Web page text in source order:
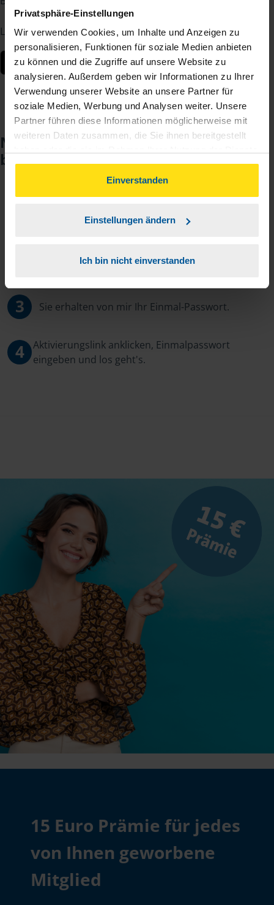
Privatsphäre-Einstellungen
Wir verwenden Cookies, um Inhalte und Anzeigen zu
personalisieren, Funktionen für soziale Medien anbieten
zu können und die Zugriffe auf unsere Website zu
analysieren. Außerdem geben wir Informationen zu Ihrer
Verwendung unserer Website an unsere Partner für
soziale Medien, Werbung und Analysen weiter. Unsere
Partner führen diese Informationen möglicherweise mit
weiteren Daten zusammen, die Sie ihnen bereitgestellt
gesammelt haben. Indem Sie auf Einverstanden klicken,
können Sie der Verwendung von Cookies, gemäß
unserer
Einverstanden
Einstellungen ändern
Ich bin nicht einverstanden
Laden Sie die App kostenlos herunter:
Noch keinen Zugang? So einfach
beantragen Sie ihn.
Sie bekommen eine E-Mail mit Ihren Zugangsdaten
3 Sie erhalten von mir Ihr Einmal-Passwort.
4
Aktivierungslink anklicken, Einmalpasswort
eingeben und los geht's.
15 Euro Prämie für jedes
von Ihnen geworbene
Mitglied